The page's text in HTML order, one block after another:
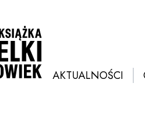
AKTUALNOŚCI